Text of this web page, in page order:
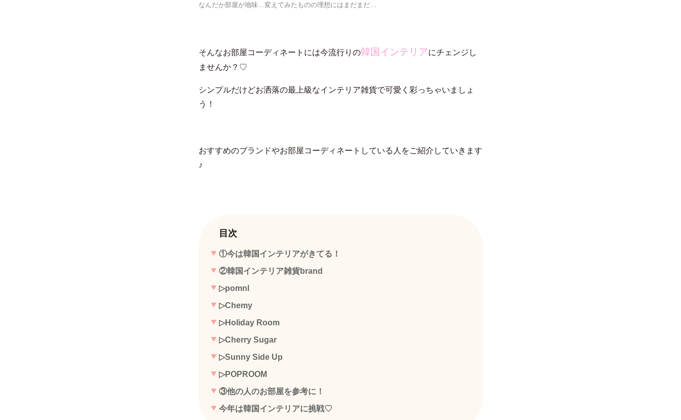
なんだか部屋が地味…変えてみたものの理想にはまだまだ…
そんなお部屋コーディネートには今流行りの韓国インテリアにチェンジし
ませんか？♡
シンプルだけどお洒落の最上級なインテリア雑貨で可愛く彩っちゃいましょ
う！
おすすめのブランドやお部屋コーディネートしている人をご紹介していきます
♪
目次
①今は韓国インテリアがきてる！
②韓国インテリア雑貨brand
▷pomnl
▷Chemy
▷Holiday Room
▷Cherry Sugar
▷Sunny Side Up
▷POPROOM
③他の人のお部屋を参考に！
今年は韓国インテリアに挑戦♡